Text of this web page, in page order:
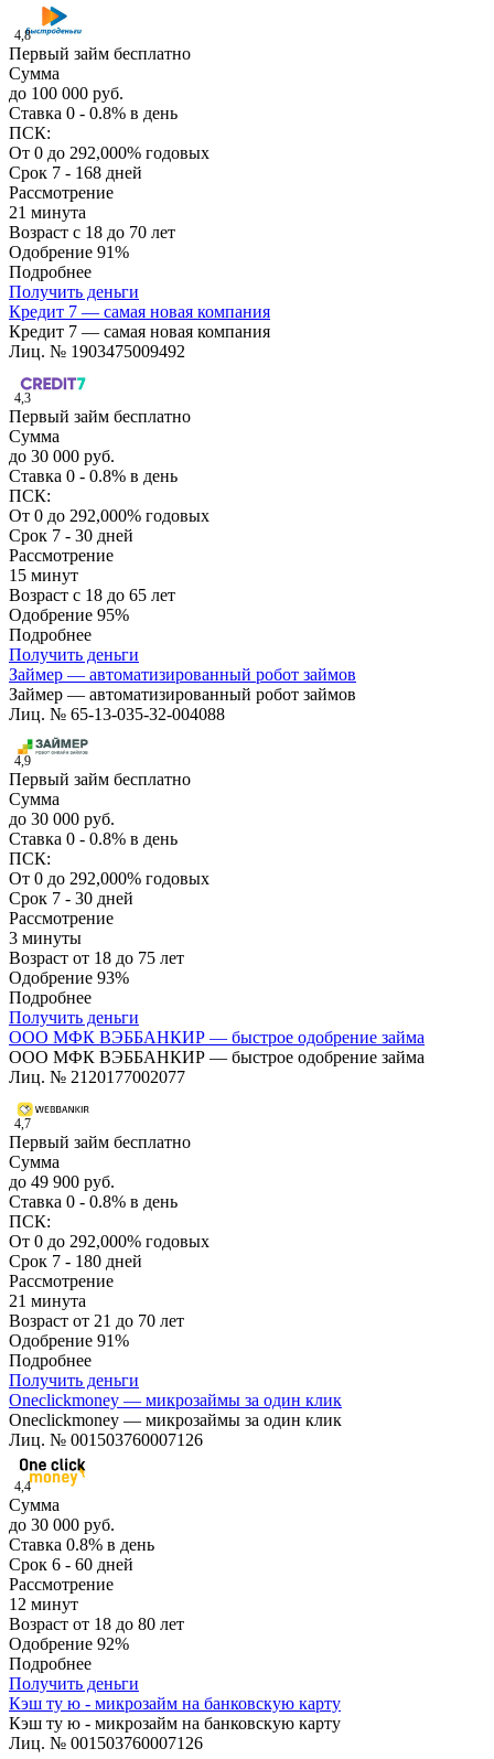
4,8
Первый займ бесплатно
Сумма
до 100 000 руб.
Ставка 0 - 0.8% в день
ПСК:
От 0 до 292,000% годовых
Срок 7 - 168 дней
Рассмотрение
21 минута
Возраст с 18 до 70 лет
Одобрение 91%
Подробнее
Получить деньги
Кредит 7 — самая новая компания
Кредит 7 — самая новая компания
Лиц. № 1903475009492
4,3
Первый займ бесплатно
Сумма
до 30 000 руб.
Ставка 0 - 0.8% в день
ПСК:
От 0 до 292,000% годовых
Срок 7 - 30 дней
Рассмотрение
15 минут
Возраст с 18 до 65 лет
Одобрение 95%
Подробнее
Получить деньги
Займер — автоматизированный робот займов
Займер — автоматизированный робот займов
Лиц. № 65-13-035-32-004088
4,9
Первый займ бесплатно
Сумма
до 30 000 руб.
Ставка 0 - 0.8% в день
ПСК:
От 0 до 292,000% годовых
Срок 7 - 30 дней
Рассмотрение
3 минуты
Возраст от 18 до 75 лет
Одобрение 93%
Подробнее
Получить деньги
ООО МФК ВЭББАНКИР — быстрое одобрение займа
ООО МФК ВЭББАНКИР — быстрое одобрение займа
Лиц. № 2120177002077
4,7
Первый займ бесплатно
Сумма
до 49 900 руб.
Ставка 0 - 0.8% в день
ПСК:
От 0 до 292,000% годовых
Срок 7 - 180 дней
Рассмотрение
21 минута
Возраст от 21 до 70 лет
Одобрение 91%
Подробнее
Получить деньги
Oneclickmoney — микрозаймы за один клик
Oneclickmoney — микрозаймы за один клик
Лиц. № 001503760007126
4,4
Сумма
до 30 000 руб.
Ставка 0.8% в день
Срок 6 - 60 дней
Рассмотрение
12 минут
Возраст от 18 до 80 лет
Одобрение 92%
Подробнее
Получить деньги
Кэш ту ю - микрозайм на банковскую карту
Кэш ту ю - микрозайм на банковскую карту
Лиц. № 001503760007126